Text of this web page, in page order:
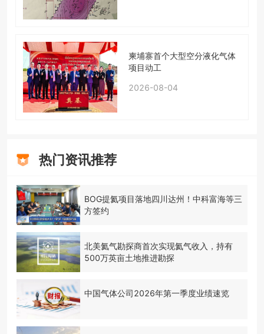
柬埔寨首个大型空分液化气体
项目动工
2026-08-04
热门资讯推荐
BOG提氦项目落地四川达州！中科富海等三
方签约
北美氦气勘探商首次实现氦气收入，持有
500万英亩土地推进勘探
中国气体公司2026年第一季度业绩速览